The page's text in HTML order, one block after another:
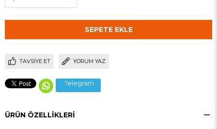
TAVSIYE ET YORUM YAZ
Telegram
ÜRÜN ÖZELLIKLERI